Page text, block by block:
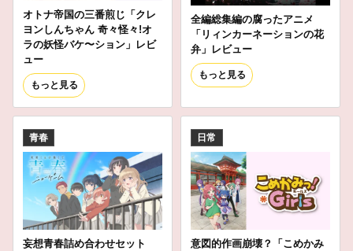
オトナ帝国の三番煎じ「クレ
ヨンしんちゃん 奇々怪々!オ
ラの妖怪バケ〜ション」レビ
ュー
もっと見る
全編総集編の腐ったアニメ
「リィンカーネーションの花
弁」レビュー
もっと見る
青春
妄想青春詰め合わせセット
日常
意図的作画崩壊？「こめかみ